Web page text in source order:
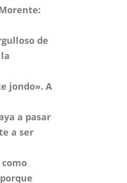
de
jondo». A
a pasar
a ser